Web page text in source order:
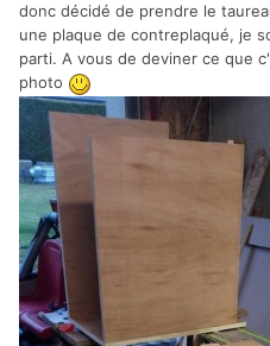
donc décidé de prendre le
une plaque de contreplaqué, je
parti. A vous de deviner ce que
photo